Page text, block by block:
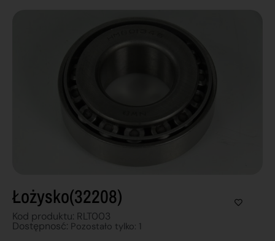
Łożysko(32208)
Kod produktu: RLT003
Dostępnosć: Pozostało tylko: 1